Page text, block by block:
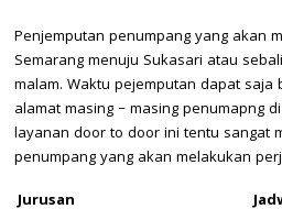
Penjemputan penumpang yang akan
Semarang menuju Sukasari atau
malam. Waktu pejemputan dapat
alamat masing – masing penumapng
layanan door to door ini tentu sangat
penumpang yang akan melakukan
Jurusan